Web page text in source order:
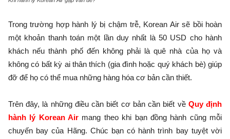
Trong trường hợp hành lý bị chậm trễ, Korean Air sẽ bồi hoàn
một khoản thanh toán một lần duy nhất là 50 USD cho hành
khách nếu thành phố đến không phải là quê nhà của họ và
không có bất kỳ ai thân thích (gia đình hoặc quý khách bè) giúp
đỡ để họ có thể mua những hàng hóa cơ bản cần thiết.
Trên đây, là những điều cần biết cơ bản cần biết về Quy định
hành lý Korean Air mang theo khi bạn đồng hành cũng mỗi
chuyến bay của Hãng. Chúc bạn có hành trình bay tuyệt vời